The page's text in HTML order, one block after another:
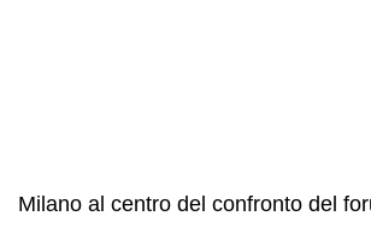
Milano al centro del confronto del